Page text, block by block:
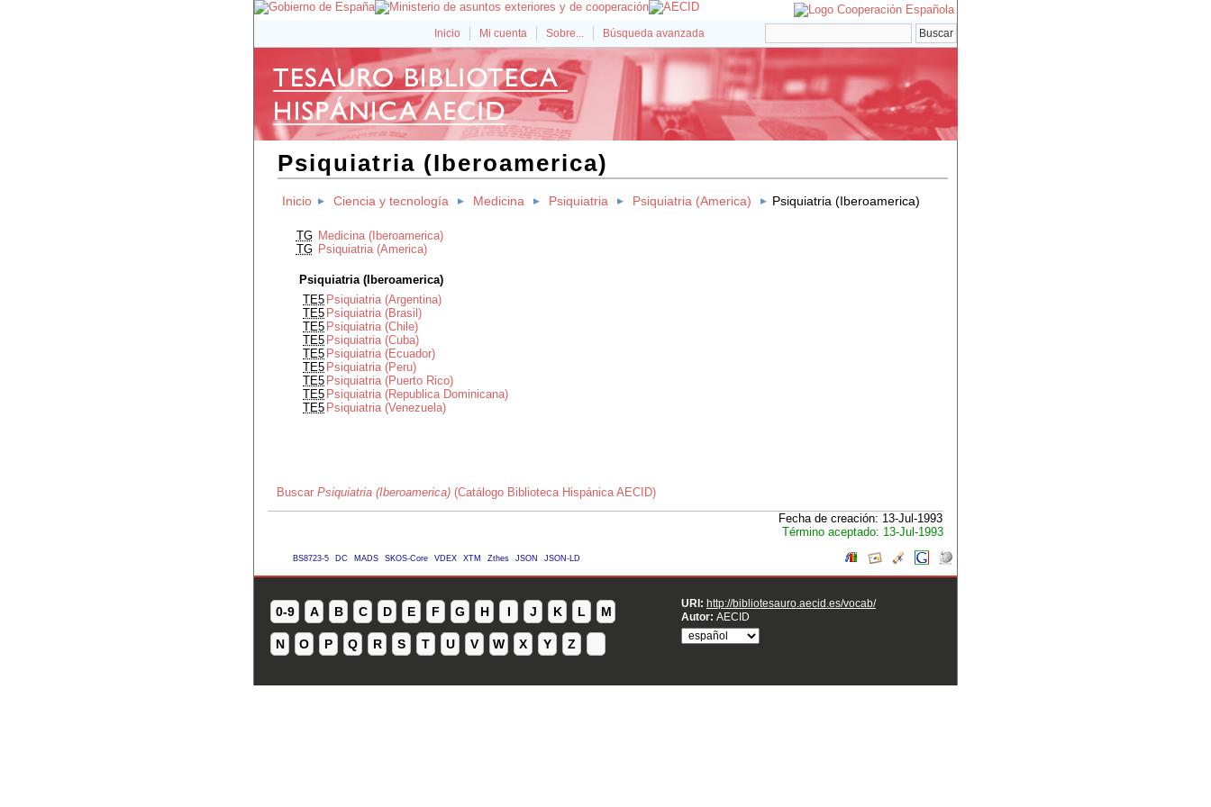
Inicio Mi cuenta Sobre... Búsqueda avanzada
Psiquiatria (Iberoamerica)
Inicio Ciencia y tecnología Medicina Psiquiatria Psiquiatria (America) Psiquiatria (Iberoamerica)
TG Medicina (Iberoamerica)
TG Psiquiatria (America)
Psiquiatria (Iberoamerica)
TE5 Psiquiatria (Argentina)
TE5 Psiquiatria (Brasil)
TE5 Psiquiatria (Chile)
TE5 Psiquiatria (Cuba)
TE5 Psiquiatria (Ecuador)
TE5 Psiquiatria (Peru)
TE5 Psiquiatria (Puerto Rico)
TE5 Psiquiatria (Republica Dominicana)
TE5 Psiquiatria (Venezuela)
Buscar Psiquiatria (Iberoamerica) (Catálogo Biblioteca Hispánica AECID)
Fecha de creación: 13-Jul-1993
Término aceptado: 13-Jul-1993
BS8723-5 DC MADS SKOS-Core VDEX XTM Zthes JSON JSON-LD
0-9 A B C D E F G H I J K L M
N O P Q R S T U V W X Y Z
URI: http://bibliotesauro.aecid.es/vocab/
Autor: AECID